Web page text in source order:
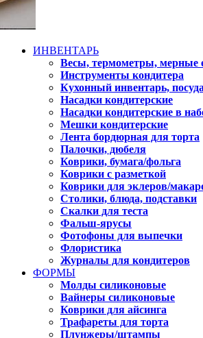
ИНВЕНТАРЬ
Весы, термометры, мерные
Инструменты кондитера
Кухонный инвентарь, посуда
Насадки кондитерские
Насадки кондитерские в
Мешки кондитерские
Лента бордюрная для торта
Палочки, дюбеля
Коврики, бумага/фольга
Коврики с разметкой
Коврики для эклеров/
Столики, блюда, подставки
Скалки для теста
Фальш-ярусы
Фотофоны для выпечки
Флористика
Журналы для кондитеров
ФОРМЫ
Молды силиконовые
Вайнеры силиконовые
Коврики для айсинга
Трафареты для торта
Плунжеры/штампы